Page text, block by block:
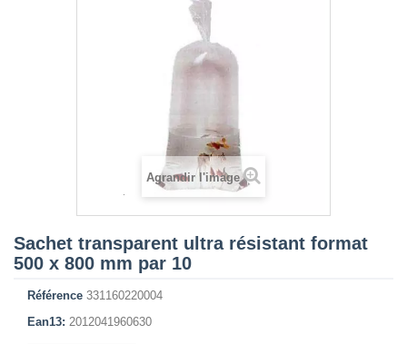
Agrandir l'image
Sachet transparent ultra résistant format
500 x 800 mm par 10
Référence 331160220004
Ean13: 2012041960630